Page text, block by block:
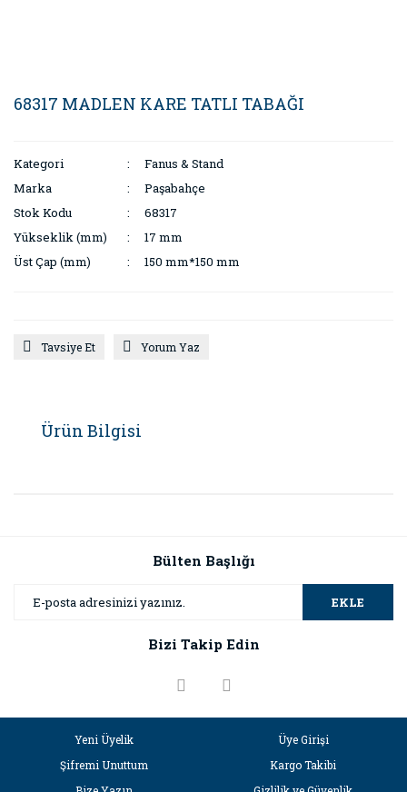
68317 MADLEN KARE TATLI TABAĞI
Kategori
Fanus & Stand
Marka
Paşabahçe
Stok Kodu
68317
Yükseklik (mm)
17 mm
Üst Çap (mm)
150 mm*150 mm
Tavsiye Et Yorum Yaz
Ürün Bilgisi
Bülten Başlığı
EKLE
Bizi Takip Edin
Yeni Üyelik
Üye Girişi
Şifremi Unuttum
Kargo Takibi